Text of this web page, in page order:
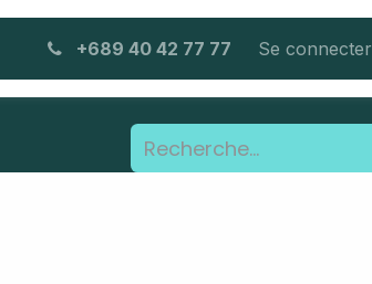
+689 40 42 77 77 Se connecter